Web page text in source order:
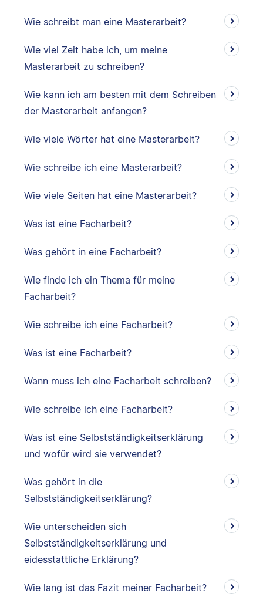
Wie schreibt man eine Masterarbeit?
Wie viel Zeit habe ich, um meine
Masterarbeit zu schreiben?
Wie kann ich am besten mit dem Schreiben
der Masterarbeit anfangen?
Wie viele Wörter hat eine Masterarbeit?
Wie schreibe ich eine Masterarbeit?
Wie viele Seiten hat eine Masterarbeit?
Was ist eine Facharbeit?
Was gehört in eine Facharbeit?
Wie finde ich ein Thema für meine
Facharbeit?
Wie schreibe ich eine Facharbeit?
Was ist eine Facharbeit?
Wann muss ich eine Facharbeit schreiben?
Wie schreibe ich eine Facharbeit?
Was ist eine Selbstständigkeitserklärung
und wofür wird sie verwendet?
Was gehört in die
Selbstständigkeitserklärung?
Wie unterscheiden sich
Selbstständigkeitserklärung und
eidesstattliche Erklärung?
Wie lang ist das Fazit meiner Facharbeit?